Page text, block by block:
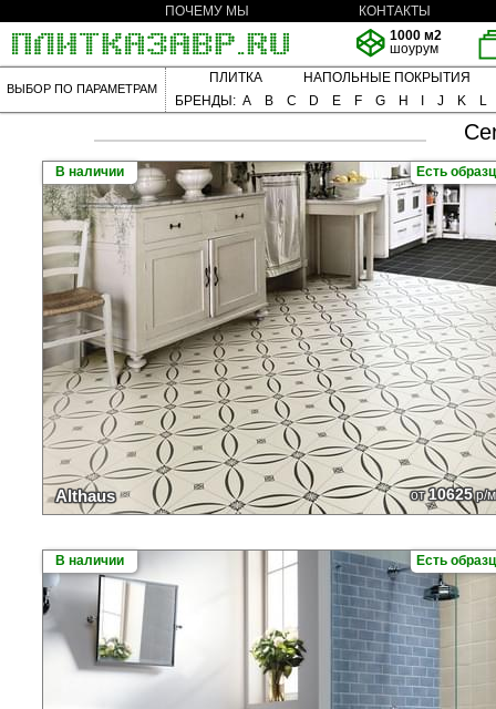
ПОЧЕМУ МЫ
КОНТАКТЫ
1000 м2
шоурум
ВЫБОР ПО ПАРАМЕТРАМ
ПЛИТКА
НАПОЛЬНЫЕ ПОКРЫТИЯ
БРЕНДЫ: A B C D E F G H J K L
Есть
В наличии
Althaus от10625р/
Есть
В наличии